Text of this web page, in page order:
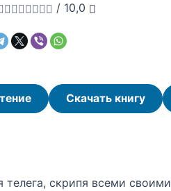
/ 10,0
Скачать книгу
скрипя всеми